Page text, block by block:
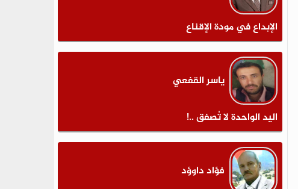
الإبداع في مودة الإقناع
ياسر القفعي
اليد الواحدة لا تُصفق ..!
فؤاد داوؤد